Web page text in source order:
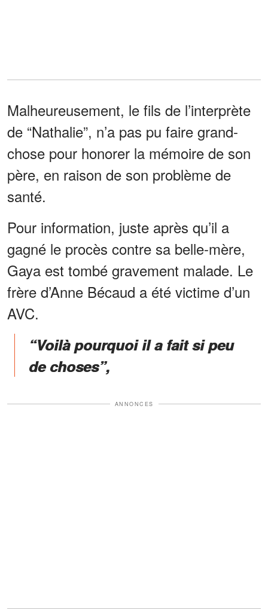
Malheureusement, le fils de l’interprète
de “Nathalie”, n’a pas pu faire grand-
chose pour honorer la mémoire de son
père, en raison de son problème de
santé.
Pour information, juste après qu’il a
gagné le procès contre sa belle-mère,
Gaya est tombé gravement malade. Le
frère d’Anne Bécaud a été victime d’un
AVC.
“Voilà pourquoi il a fait si peu
de choses”,
ANNONCES